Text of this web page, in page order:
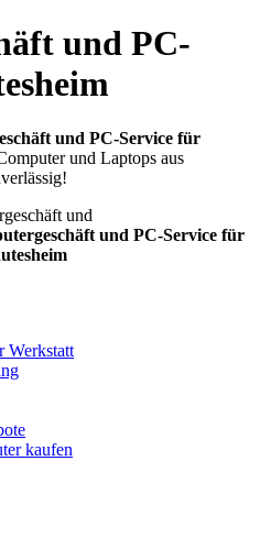
und PC-
und PC-Service für
und Laptops aus
und
und PC-Service für
Werkstatt
kaufen